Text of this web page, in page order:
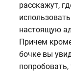
расскажут,
настоящую
Причем
бочке вы